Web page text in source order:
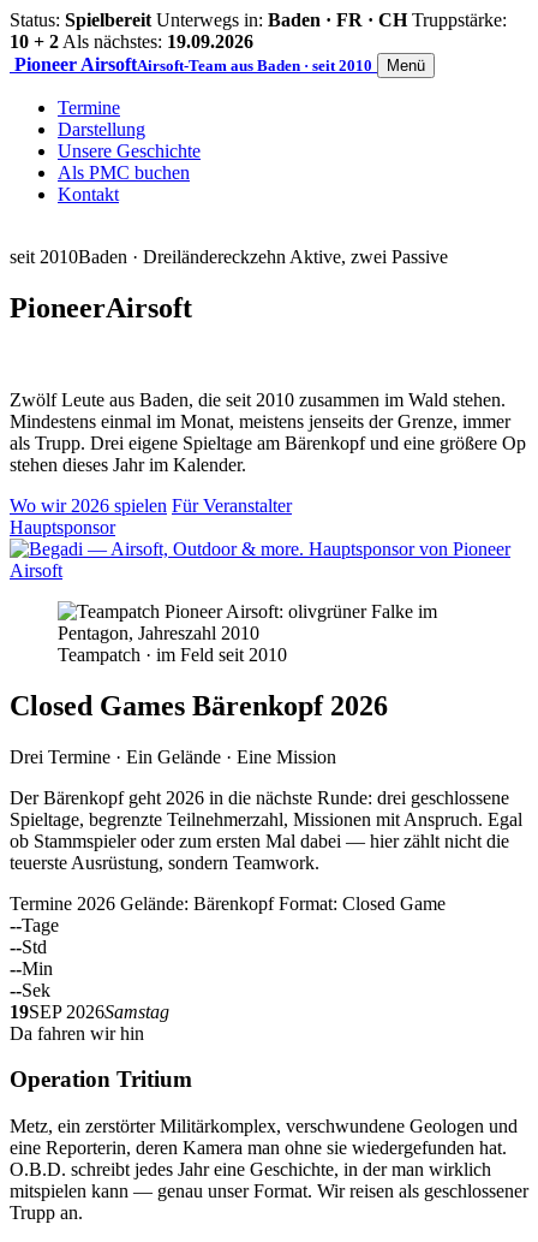
Status: Spielbereit Unterwegs in: Baden · FR · CH Truppstärke:
10 + 2 Als nächstes: 19.09.2026
Pioneer AirsoftAirsoft-Team aus Baden · seit 2010 Menü
Termine
Darstellung
Unsere Geschichte
Als PMC buchen
Kontakt
seit 2010Baden · Dreiländereckzehn Aktive, zwei Passive
PioneerAirsoft
Zwölf Leute aus Baden, die seit 2010 zusammen im Wald stehen.
Mindestens einmal im Monat, meistens jenseits der Grenze, immer
als Trupp. Drei eigene Spieltage am Bärenkopf und eine größere Op
stehen dieses Jahr im Kalender.
Wo wir 2026 spielen Für Veranstalter
Hauptsponsor
Teampatch · im Feld seit 2010
Closed Games Bärenkopf 2026
Drei Termine · Ein Gelände · Eine Mission
Der Bärenkopf geht 2026 in die nächste Runde: drei geschlossene
Spieltage, begrenzte Teilnehmerzahl, Missionen mit Anspruch. Egal
ob Stammspieler oder zum ersten Mal dabei — hier zählt nicht die
teuerste Ausrüstung, sondern Teamwork.
Termine 2026 Gelände: Bärenkopf Format: Closed Game
--Tage
--Std
--Min
--Sek
19SEP 2026Samstag
Da fahren wir hin
Operation Tritium
Metz, ein zerstörter Militärkomplex, verschwundene Geologen und
eine Reporterin, deren Kamera man ohne sie wiedergefunden hat.
O.B.D. schreibt jedes Jahr eine Geschichte, in der man wirklich
mitspielen kann — genau unser Format. Wir reisen als geschlossener
Trupp an.